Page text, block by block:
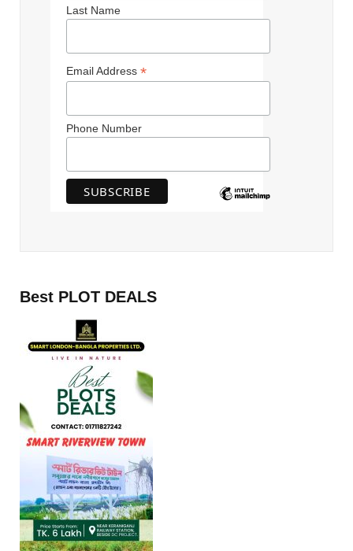
Last Name
Email Address *
Phone Number
Best PLOT DEALS